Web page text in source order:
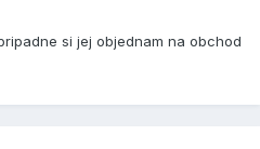
si jej objednam na obchod